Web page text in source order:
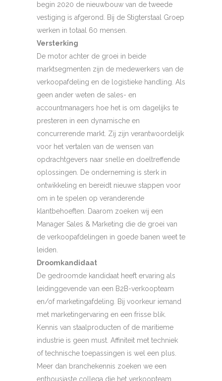
begin 2020 de nieuwbouw van de tweede
vestiging is afgerond. Bij de Stigterstaal Groep
werken in totaal 60 mensen.
Versterking
De motor achter de groei in beide
marktsegmenten zijn de medewerkers van de
verkoopafdeling en de logistieke handling. Als
geen ander weten de sales- en
accountmanagers hoe het is om dagelijks te
presteren in een dynamische en
concurrerende markt. Zij zijn verantwoordelijk
voor het vertalen van de wensen van
opdrachtgevers naar snelle en doeltreffende
oplossingen. De onderneming is sterk in
ontwikkeling en bereidt nieuwe stappen voor
om in te spelen op veranderende
klantbehoeften. Daarom zoeken wij een
Manager Sales & Marketing die de groei van
de verkoopafdelingen in goede banen weet te
leiden.
Droomkandidaat
De gedroomde kandidaat heeft ervaring als
leidinggevende van een B2B-verkoopteam
en/of marketingafdeling. Bij voorkeur iemand
met marketingervaring en een frisse blik.
Kennis van staalproducten of de maritieme
industrie is geen must. Affiniteit met techniek
of technische toepassingen is wel een plus.
Meer dan branchekennis zoeken we een
enthousiaste collega die het verkoopteam